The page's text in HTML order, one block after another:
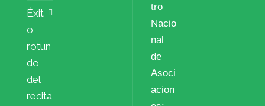
Éxit
o
rotun
do
del
recita
tro
Nacio
nal
de
Asoci
acion